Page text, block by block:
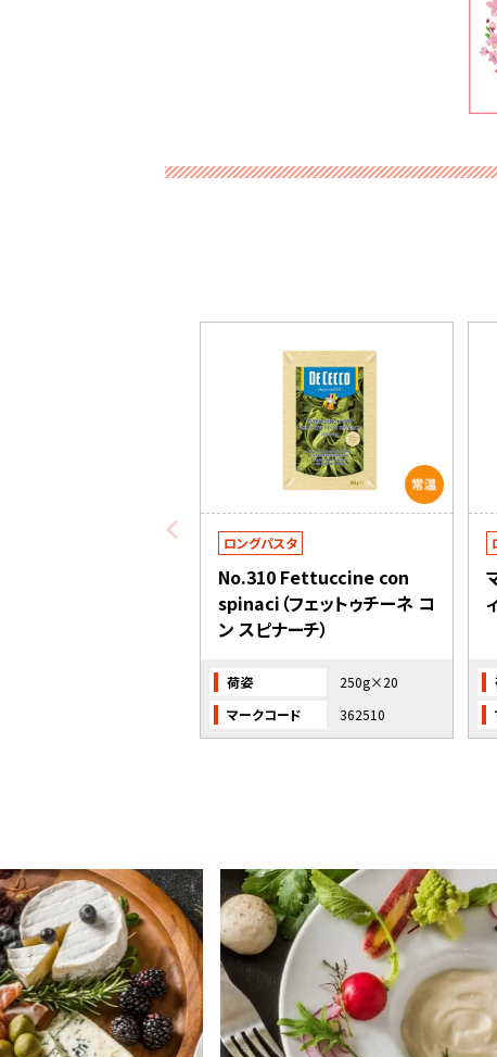
ロングパスタ
No.310 Fettuccine con
spinaci（フェットゥチーネ コ
ン スピナーチ）
荷姿
250g×20
マークコード
362510